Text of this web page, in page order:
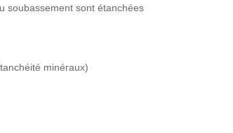
soubassement sont étanchées
minéraux)